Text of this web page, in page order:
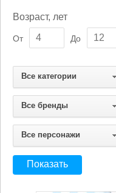
Возраст, лет
От До
Все категории
Все бренды
Все персонажи